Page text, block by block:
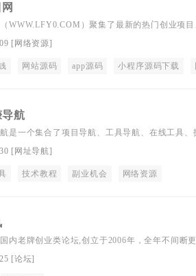
频运营
WWW.LFY0.COM）聚集了最新的热门创业项目
源码、各类网络资源等免费下载，专注互联低成
[网络资源]
网站源码 app源码 小程序源码下载
航
是一个集合了项目导航、工具导航、在线工具、
程的综合性导航网站。我们的目标是通过简约而
种互联网资源的途径，满足用户在工作、学习和娱
，用户可以轻松找到适合自己的网络赚钱项目，提
[网址导航]
技术教程 副业机会 网络资源
内老牌创业类论坛,创立于2006年，全年不间断
干货技术免费分享，只要您用心，新手老手都能
[论坛]